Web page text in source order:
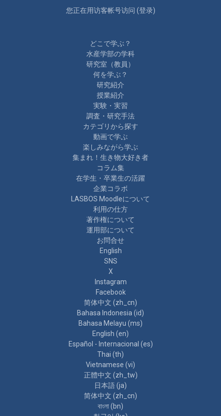
您正在用访客帐号访问 (登录)
どこで学ぶ？
水産学部の学科
研究室（教員）
何を学ぶ？
研究紹介
授業紹介
実験・実習
調査・研究手法
カテゴリから探す
動画で学ぶ
楽しみながら学ぶ
集まれ！生き物大好き者
コラム集
在学生・卒業生の活躍
企業コラボ
LASBOS Moodleについて
利用の仕方
著作権について
運用部について
お問合せ
English
SNS
X
Instagram
Facebook
简体中文 ‎(zh_cn)‎
Bahasa Indonesia ‎(id)‎
Bahasa Melayu ‎(ms)‎
English ‎(en)‎
Español - Internacional ‎(es)‎
Thai ‎(th)‎
Vietnamese ‎(vi)‎
正體中文 ‎(zh_tw)‎
日本語 ‎(ja)‎
简体中文 ‎(zh_cn)‎
বাংলা ‎(bn)‎